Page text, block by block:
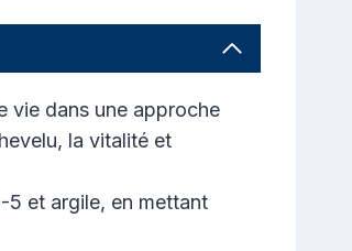
vie dans une approche
la vitalité et
5 et argile, en mettant